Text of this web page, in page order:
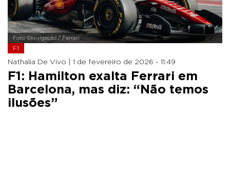
Foto: Divulgação / Ferrari
F1
Nathalia De Vivo | 1 de fevereiro de 2026 - 11:49
F1: Hamilton exalta Ferrari em
Barcelona, mas diz: “Não temos
ilusões”